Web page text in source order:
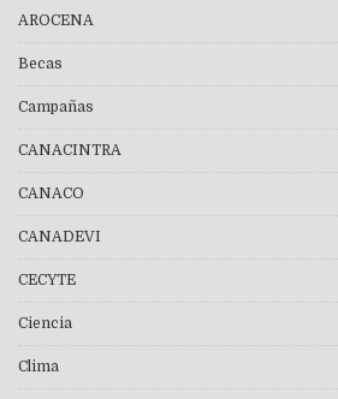
AROCENA
Becas
Campañas
CANACINTRA
CANACO
CANADEVI
CECYTE
Ciencia
Clima